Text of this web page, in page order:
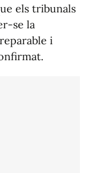
els tribunals
se la
i